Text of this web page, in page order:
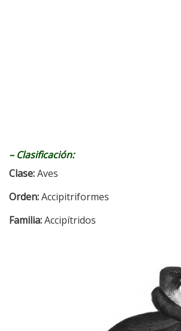
– Clasificación:
Clase:Aves
Orden:Accipitriformes
Familia:Accipítridos